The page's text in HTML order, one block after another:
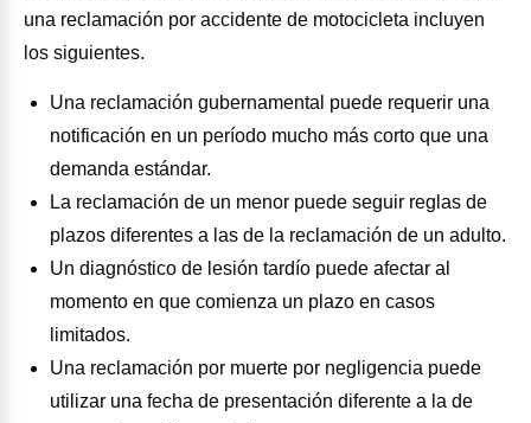
una reclamación por accidente de motocicleta incluyen
los siguientes.
Una reclamación gubernamental puede requerir una
notificación en un período mucho más corto que una
demanda estándar.
La reclamación de un menor puede seguir reglas de
plazos diferentes a las de la reclamación de un adulto.
Un diagnóstico de lesión tardío puede afectar al
momento en que comienza un plazo en casos
limitados.
Una reclamación por muerte por negligencia puede
utilizar una fecha de presentación diferente a la de